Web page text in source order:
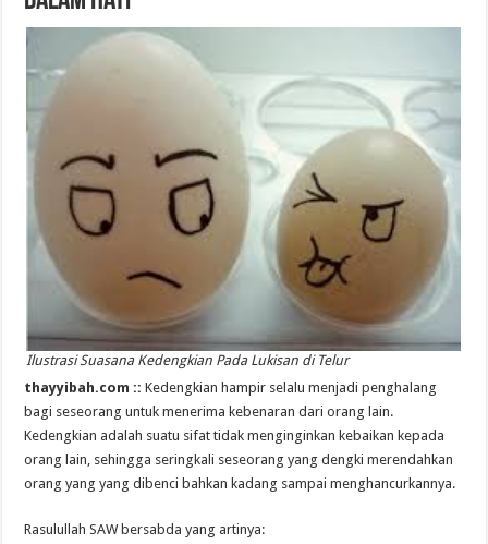
Ilustrasi Suasana Kedengkian Pada Lukisan di Telur
thayyibah.com ::Kedengkian hampir selalu menjadi penghalang
bagi seseorang untuk menerima kebenaran dari orang lain.
Kedengkian adalah suatu sifat tidak menginginkan kebaikan kepada
orang lain, sehingga seringkali seseorang yang dengki merendahkan
orang yang yang dibenci bahkan kadang sampai menghancurkannya.
Rasulullah SAW bersabda yang artinya: